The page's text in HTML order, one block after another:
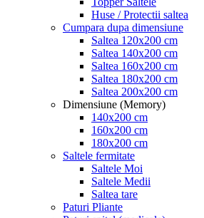
Huse / Protectii saltea
Cumpara dupa dimensiune
Saltea 120x200 cm
Saltea 140x200 cm
Saltea 160x200 cm
Saltea 180x200 cm
Saltea 200x200 cm
Dimensiune (Memory)
140x200 cm
160x200 cm
180x200 cm
Saltele fermitate
Saltele Moi
Saltele Medii
Saltea tare
Paturi Pliante